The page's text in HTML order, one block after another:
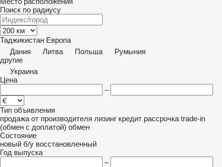
Поиск по радиусу
Таджикистан Европа
Дания
Литва Польша
Румыния
другие
Украина
Цена
–
Тип объявления
продажа от производителя лизинг кредит рассрочка trade-in
(обмен с доплатой) обмен
Состояние
новый б/у восстановленный
Год выпуска
–